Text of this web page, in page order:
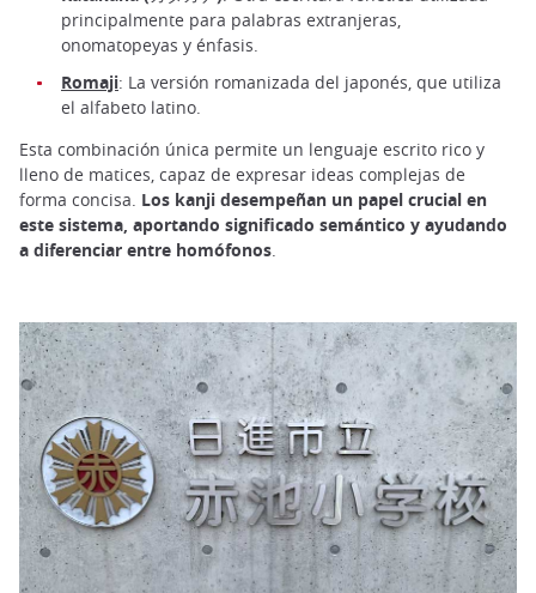
principalmente para palabras extranjeras,
onomatopeyas y énfasis.
Romaji: La versión romanizada del japonés, que utiliza
el alfabeto latino.
Esta combinación única permite un lenguaje escrito rico y
lleno de matices, capaz de expresar ideas complejas de
forma concisa. Los kanji desempeñan un papel crucial en
este sistema, aportando significado semántico y ayudando
a diferenciar entre homófonos.